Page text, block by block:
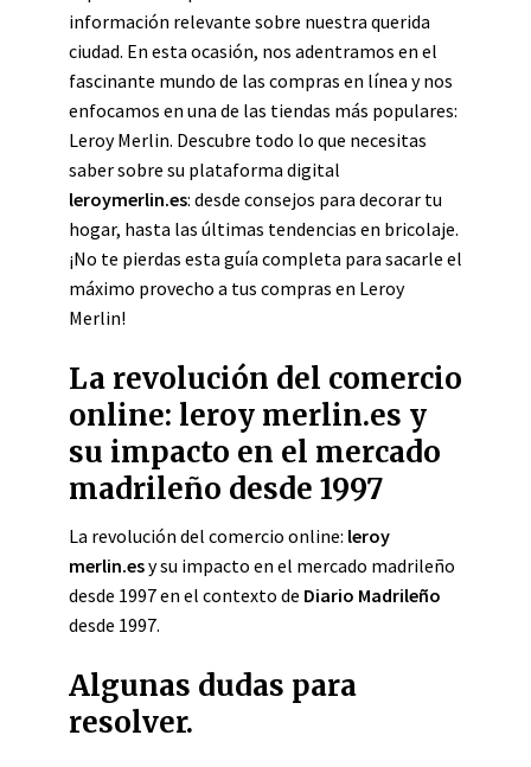
información relevante sobre nuestra querida
ciudad. En esta ocasión, nos adentramos en el
fascinante mundo de las compras en línea y nos
enfocamos en una de las tiendas más populares:
Leroy Merlin. Descubre todo lo que necesitas
saber sobre su plataforma digital
leroymerlin.es: desde consejos para decorar tu
hogar, hasta las últimas tendencias en bricolaje.
¡No te pierdas esta guía completa para sacarle el
máximo provecho a tus compras en Leroy
Merlin!
La revolución del comercio
online: leroy merlin.es y
su impacto en el mercado
madrileño desde 1997
La revolución del comercio online: leroy
merlin.esy su impacto en el mercado madrileño
desde 1997 en el contexto de Diario Madrileño
desde 1997.
Algunas dudas para
resolver.